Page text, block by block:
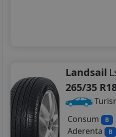
Landsail
265/35
Consum
B
Aderenta B